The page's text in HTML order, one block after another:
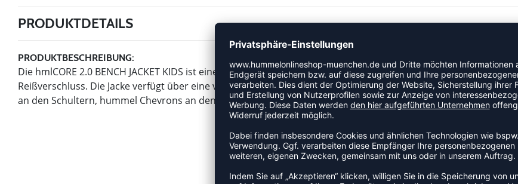
PRODUKTDETAILS
PRODUKTBESCHREIBUNG:
Die hmlCORE 2.0 BENCH JACKET KIDS ist eine lange Jacke mit einer Kapuze und einem durchgehenden
Reißverschluss. Die Jacke verfügt über eine verstellbare Kapuze und gerippte Bündchen sowie Kontrasteinsätze
an den Schultern, hummel Chevrons an den Ärmeln und ein hummel Logo auf der Brust.